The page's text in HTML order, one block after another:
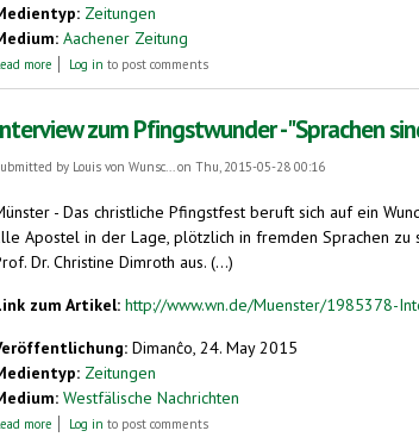
Zeitungen
Aachener Zeitung
more about Esperanto als Vatersprache: Sprachkurs auf dem stillen
Log in to post comments
zum Pfingstwunder - "Sprachen
by Louis von Wunsc...on Thu, 2015-05-28 00:16
- Das christliche Pfingstfest beruft sich auf ein
Apostel in der Lage, plötzlich in fremden Sprachen
Dr. Christine Dimroth aus. (...)
zum Artikel: http://www.wn.de/Muenster/1985378-
Dimanĉo, 24. May 2015
Zeitungen
Westfälische Nachrichten
more about Interview zum Pfingstwunder - "Sprachen sind ein
Log in to post comments